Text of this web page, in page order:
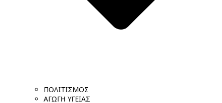
ΠΟΛΙΤΙΣΜΟΣ
ΑΓΩΓΗ ΥΓΕΙΑΣ